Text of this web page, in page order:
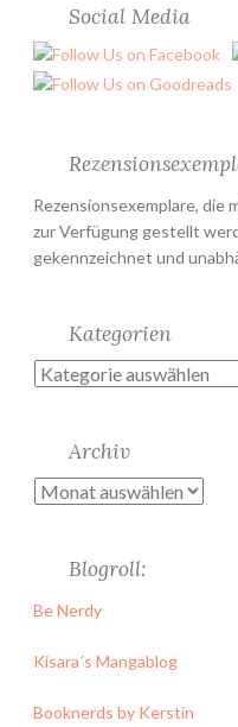
Social Media
Rezensionsexemplare, die
zur Verfügung gestellt
gekennzeichnet und
Kategorien
Kategorien
Archiv
Archiv
Blogroll:
Be Nerdy
Kisara´s Mangablog
Booknerds by Kerstin